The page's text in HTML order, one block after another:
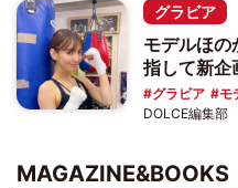
グラビア
モデルほの
指して新企
グラビア モ
DOLCE編集部
MAGAZINE&BOOKS